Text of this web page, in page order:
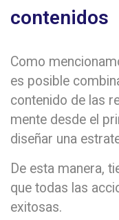
contenidos
Como
es posible
contenido de las
mente desde el
diseñar una
De esta manera,
que todas las
exitosas.